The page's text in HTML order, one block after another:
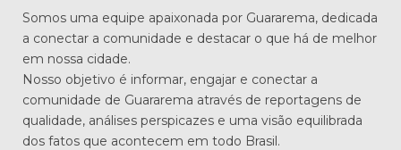
Somos uma equipe apaixonada por Guararema, dedicada
a conectar a comunidade e destacar o que há de melhor
em nossa cidade.
Nosso objetivo é informar, engajar e conectar a
comunidade de Guararema através de reportagens de
qualidade, análises perspicazes e uma visão equilibrada
dos fatos que acontecem em todo Brasil.